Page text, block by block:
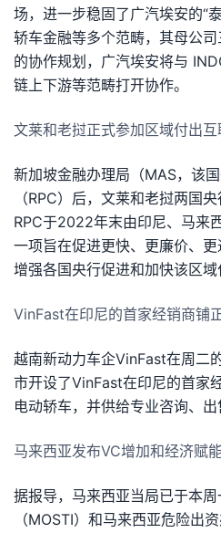
场，进一步稳固了广汽埃安的“
轿车金融等多个范畴，其母公
的协作规划，广汽埃安将与
链上下游等范畴打开协作。
文莱和老挝正式参加区域付出互
新加坡金融办理局（MAS，该
（RPC）后，文莱和老挝两国
RPC于2022年末由印尼、马来
一项旨在促进更快、更廉价、
增强各国央行促进和加快该区域
VinFast在印尼的首家经销商铺
越南新动力车企VinFast在周二
市开设了VinFast在印尼的首家
电动轿车，并供给专业咨询、出
马来西亚发布VC增加和经济赋能
据报导，马来西亚当局已于本
（MOSTI）和马来西亚危险